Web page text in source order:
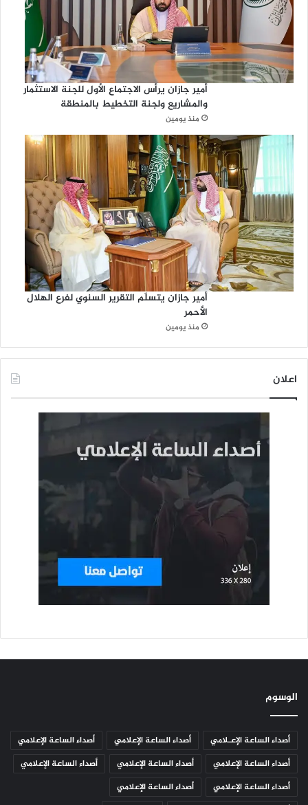
أمير جازان يرأس الاجتماع الأول للجنة الاستثمار
والمشاريع ولجنة التخطيط بالمنطقة
منذ يومين
أمير جازان يتسلّم التقرير السنوي لفرع الهلال
الأحمر
منذ يومين
اعلان
الوسوم
أصداء الساعة الإعـلامي أصداء الساعة الإعلامي
أصداء الساعة الإعلامي
أصداء الساعة الإعلامي
أصداء الساعة الإعلامي
أصداء الساعة الإعلامي
أصداء الساعة الإعلامي
أصداء الساعة الإعلامي